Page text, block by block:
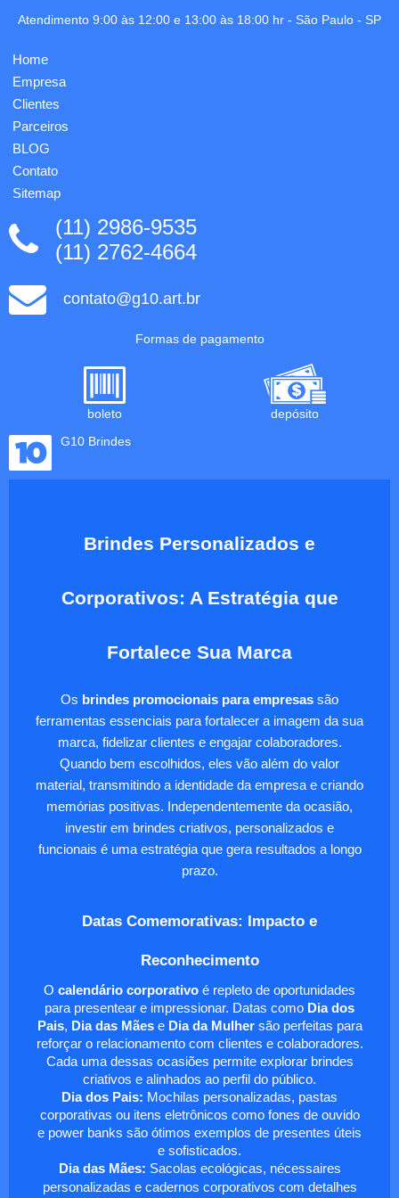
em 1
incluso.
Atendimento 9:00 às 12:00 e 13:00 às 18:00 hr - São Paulo - SP
Home
Empresa
Clientes
Parceiros
BLOG
Contato
Sitemap
(11) 2986-9535
(11) 2762-4664
contato@g10.art.br
Formas de pagamento
boleto
depósito
G10 Brindes
Brindes Personalizados e
Corporativos: A Estratégia que
Fortalece Sua Marca
Os brindes promocionais para empresas são
ferramentas essenciais para fortalecer a imagem da sua
marca, fidelizar clientes e engajar colaboradores.
Quando bem escolhidos, eles vão além do valor
material, transmitindo a identidade da empresa e criando
memórias positivas. Independentemente da ocasião,
investir em brindes criativos, personalizados e
funcionais é uma estratégia que gera resultados a longo
prazo.
Datas Comemorativas: Impacto e
Reconhecimento
O calendário corporativo é repleto de oportunidades
para presentear e impressionar. Datas como Dia dos
Pais, Dia das Mãese Dia da Mulhersão perfeitas para
reforçar o relacionamento com clientes e colaboradores.
Cada uma dessas ocasiões permite explorar brindes
criativos e alinhados ao perfil do público.
Dia dos Pais: Mochilas personalizadas, pastas
corporativas ou itens eletrônicos como fones de ouvido
e power banks são ótimos exemplos de presentes úteis
e sofisticados.
Dia das Mães: Sacolas ecológicas, nécessaires
personalizadas e cadernos corporativos com detalhes